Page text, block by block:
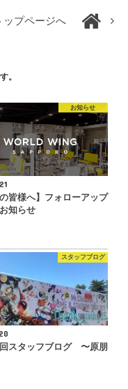
ップページへ
。
お知らせ
の皆様へ】フォローアップ
知らせ
スタッフブログ
スタッフブログ 〜原朋